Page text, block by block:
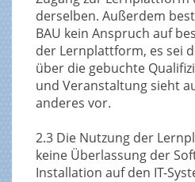
derselben. Außerdem
BAU kein Anspruch auf
der Lernplattform, es sei
über die gebuchte
und Veranstaltung sieht
anderes vor.
2.3 Die Nutzung der
keine Überlassung der
Installation auf den IT-